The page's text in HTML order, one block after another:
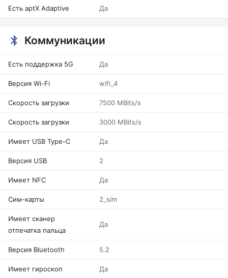
Есть aptX Adaptive Да
Коммуникации
Есть поддержка 5G Да
Версия Wi-Fi wifi_4
Скорость загрузки 7500 MBits/s
Скорость загрузки 3000 MBits/s
Имеет USB Type-C Да
Версия USB 2
Имеет NFC Да
Сим-карты 2_sim
Имеет сканер
отпечатка пальца
Да
Версия Bluetooth 5.2
Имеет гироскоп Да